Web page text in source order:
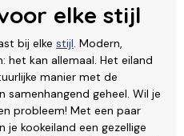
elke stijl
bij elke stijl. Modern,
het kan allemaal. Het eiland
manier met de
geheel. Wil je
probleem! Met een paar
je kookeiland een gezellige